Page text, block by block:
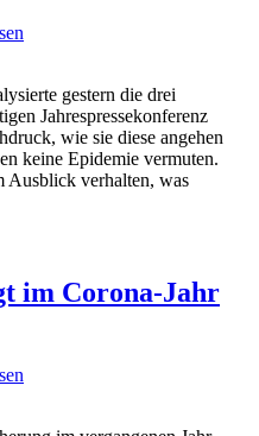
gestern die drei
Jahrespressekonferenz
wie sie diese angehen
keine Epidemie vermuten.
Ausblick verhalten, was
im Corona-Jahr